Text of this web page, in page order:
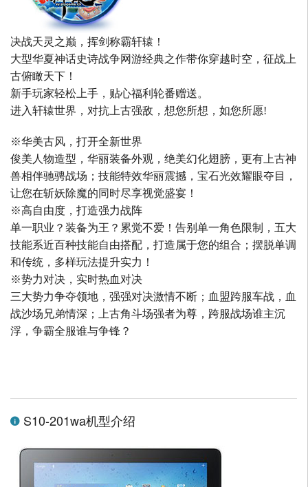
决战天灵之巅，挥剑称霸轩辕！
大型华夏神话史诗战争网游经典之作带你穿越时空，征战上
古俯瞰天下！
新手玩家轻松上手，贴心福利轮番赠送。
进入轩辕世界，对抗上古强敌，想您所想，如您所愿!
※华美古风，打开全新世界
俊美人物造型，华丽装备外观，绝美幻化翅膀，更有上古神
兽相伴驰骋战场；技能特效华丽震撼，宝石光效耀眼夺目，
让您在斩妖除魔的同时尽享视觉盛宴！
※高自由度，打造强力战阵
单一职业？装备为王？累觉不爱！告别单一角色限制，五大
技能系近百种技能自由搭配，打造属于您的组合；摆脱单调
和传统，多样玩法提升实力！
※势力对决，实时热血对决
三大势力争夺领地，强强对决激情不断；血盟跨服车战，血
战沙场兄弟情深；上古角斗场强者为尊，跨服战场谁主沉
浮，争霸全服谁与争锋？
S10-201wa机型介绍